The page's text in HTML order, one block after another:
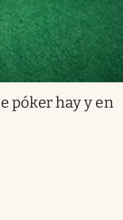
póker hay y en